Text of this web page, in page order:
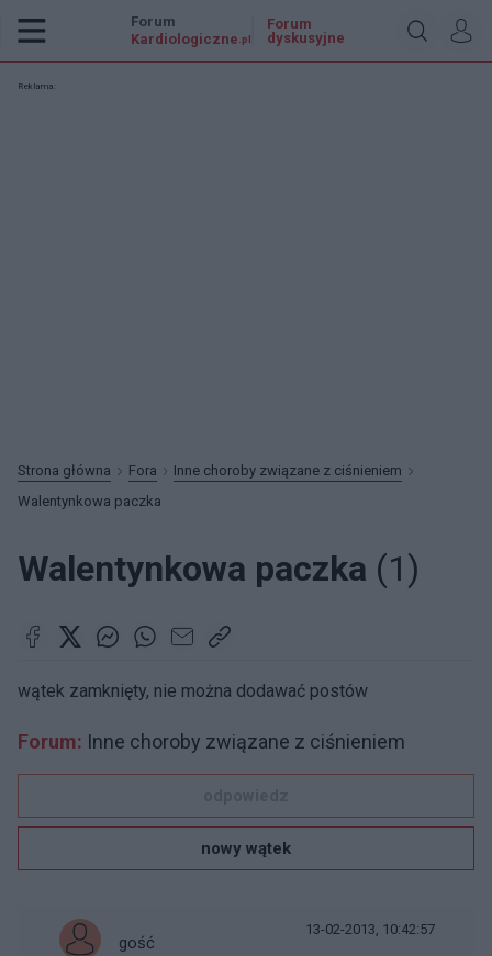
Forum
Kardiologiczne .pl
Forum
dyskusyjne
Reklama:
Strona główna Fora
Inne choroby związane z ciśnieniem
Walentynkowa paczka
Walentynkowa paczka (1)
wątek zamknięty, nie można dodawać postów
Forum: Inne choroby związane z ciśnieniem
nowy wątek
gość
13-02-2013, 10:42:57